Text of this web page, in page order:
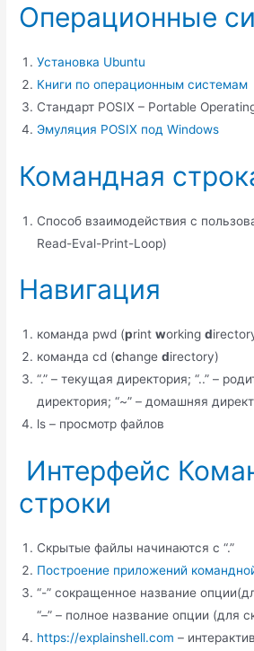
Операционные
Установка Ubuntu
Книги по операционным системам
Стандарт POSIX – Portable
Эмуляция POSIX под Windows
Командная
Способ взаимодействия с
Read-Eval-Print-Loop)
Навигация
команда pwd (printworkingd
команда cd (changedirectory)
“.” – текущая директория; “..” –
директория; “~” – домашняя
ls – просмотр файлов
Интерфейс
строки
Скрытые файлы начинаются с “.”
Построение приложений
“-” сокращенное название
“–” – полное название опции (для
https://explainshell.com –